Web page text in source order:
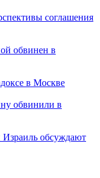
соглашения
обвинен в
в Москве
обвинили в
обсуждают